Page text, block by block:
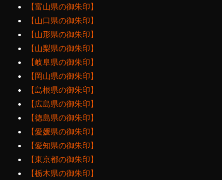
【富山県の御朱印】
【山口県の御朱印】
【山形県の御朱印】
【山梨県の御朱印】
【岐阜県の御朱印】
【岡山県の御朱印】
【島根県の御朱印】
【広島県の御朱印】
【徳島県の御朱印】
【愛媛県の御朱印】
【愛知県の御朱印】
【東京都の御朱印】
【栃木県の御朱印】